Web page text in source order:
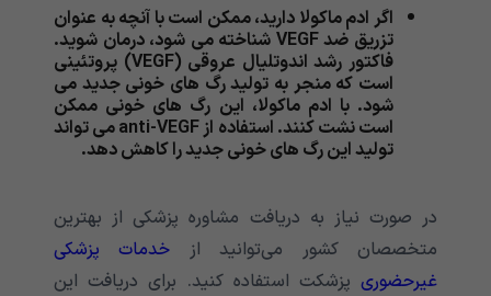
اگر ادم ماکولا دارید، ممکن است با آنچه به عنوان
تزریق ضد VEGF شناخته می شود، درمان شوید.
فاکتور رشد اندوتلیال عروقی (VEGF) پروتئینی
است که منجر به تولید رگ های خونی جدید می
شود. با ادم ماکولا، این رگ های خونی ممکن
است نشت کنند. استفاده از anti-VEGF می تواند
تولید این رگ های خونی جدید را کاهش دهد.
در صورت نیاز به دریافت مشاوره پزشکی از بهترین
متخصصان کشور می‌توانید از خدمات پزشکی
غیرحضوری پزشکت استفاده کنید. برای دریافت این